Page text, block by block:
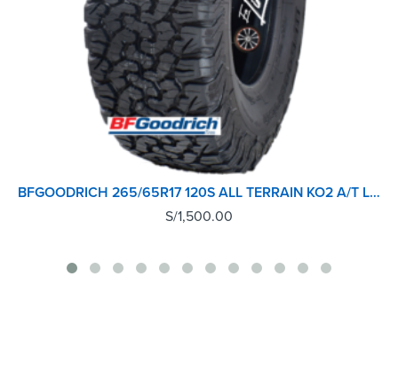
BFGOODRICH 265/65R17 120S ALL TERRAIN KO2 A/T LRE RWL
S/1,500.00